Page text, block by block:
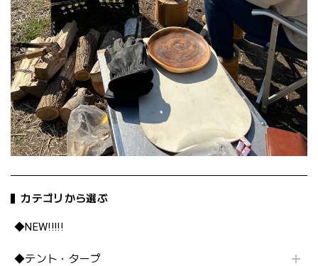
カテゴリから選ぶ
◆NEW!!!!!
◆テント・タープ